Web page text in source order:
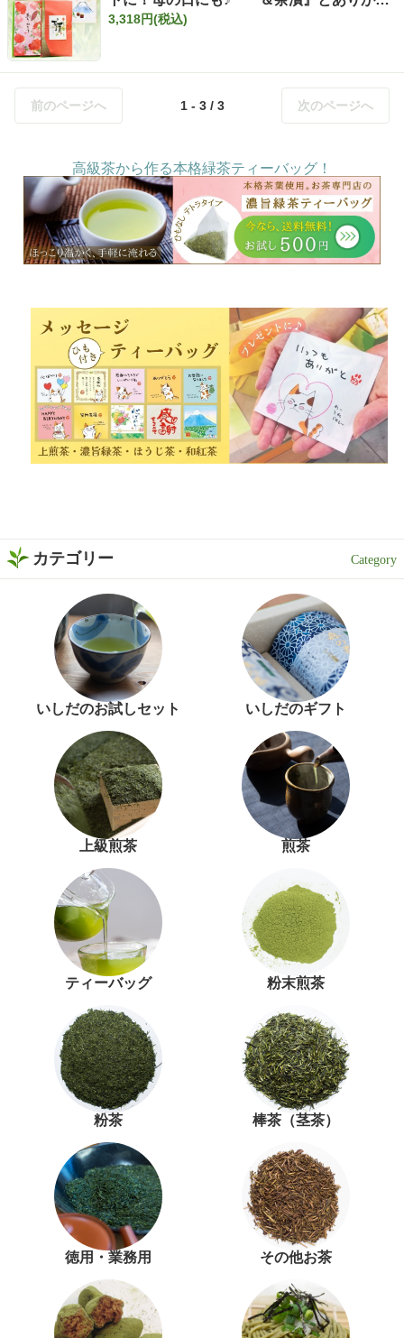
う新茶セット
3,318円(税込)
前のページへ 1 - 3 / 3 次のページへ
高級茶から作る本格緑茶ティーバッグ！
カテゴリー
いしだのお試しセット いしだのギフト
上級煎茶 煎茶
ティーバッグ 粉末煎茶
粉茶 棒茶（茎茶）
徳用・業務用 その他お茶